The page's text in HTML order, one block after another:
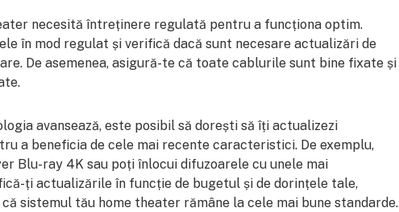
necesită întreținere regulată pentru a funcționa optim.
în mod regulat și verifică dacă sunt necesare actualizări de
De asemenea, asigură-te că toate cablurile sunt bine fixate și
avansează, este posibil să dorești să îți actualizezi
a beneficia de cele mai recente caracteristici. De exemplu,
Blu-ray 4K sau poți înlocui difuzoarele cu unele mai
ți actualizările în funcție de bugetul și de dorințele tale,
sistemul tău home theater rămâne la cele mai bune standarde.